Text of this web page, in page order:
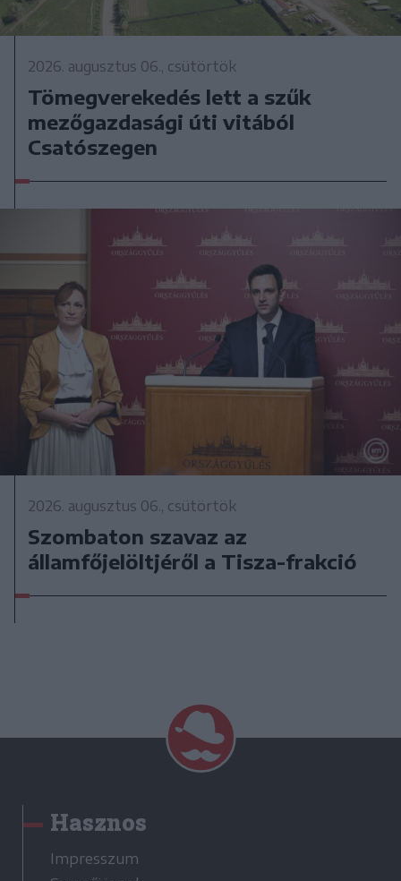
2026. augusztus 06., csütörtök
Tömegverekedés lett a szűk
mezőgazdasági úti vitából
Csatószegen
2026. augusztus 06., csütörtök
Szombaton szavaz az
államfőjelöltjéről a Tisza-frakció
Hasznos
Impresszum